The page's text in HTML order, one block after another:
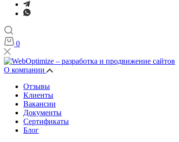
0
О компании
Отзывы
Клиенты
Вакансии
Документы
Сертификаты
Блог